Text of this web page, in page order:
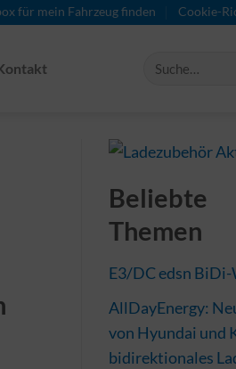
für mein Fahrzeug finden Cookie-
Beliebte
Themen
E3/DC edsn
AllDayEnergy:
von Hyundai und
bidirektionales